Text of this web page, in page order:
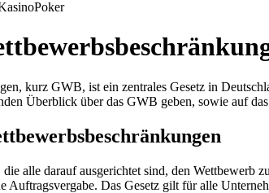
Poker
kurz GWB, ist ein zentrales Gesetz in
Überblick über das GWB geben, sowie auf
alle darauf ausgerichtet sind, den
Das Gesetz gilt für alle